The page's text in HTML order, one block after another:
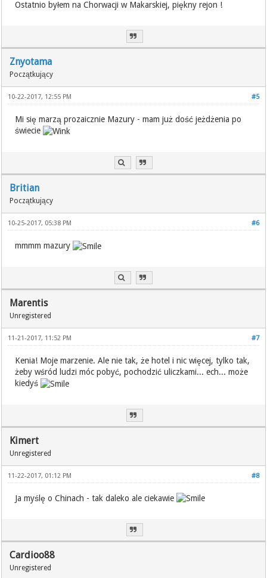
Ostatnio byłem na Chorwacji w Makarskiej, piękny rejon !
Znyotama
Początkujący
#5
10-22-2017, 12:55 PM
Mi się marzą prozaicznie Mazury - mam już dość jeżdżenia po
świecie
Britian
Początkujący
#6
10-25-2017, 05:38 PM
mmmm mazury
Marentis
Unregistered
#7
11-21-2017, 11:52 PM
Kenia! Moje marzenie. Ale nie tak, że hotel i nic więcej, tylko tak,
żeby wśród ludzi móc pobyć, pochodzić uliczkami... ech... może
kiedyś
Kimert
Unregistered
#8
11-22-2017, 01:12 PM
Ja myślę o Chinach - tak daleko ale ciekawie
Cardioo88
Unregistered